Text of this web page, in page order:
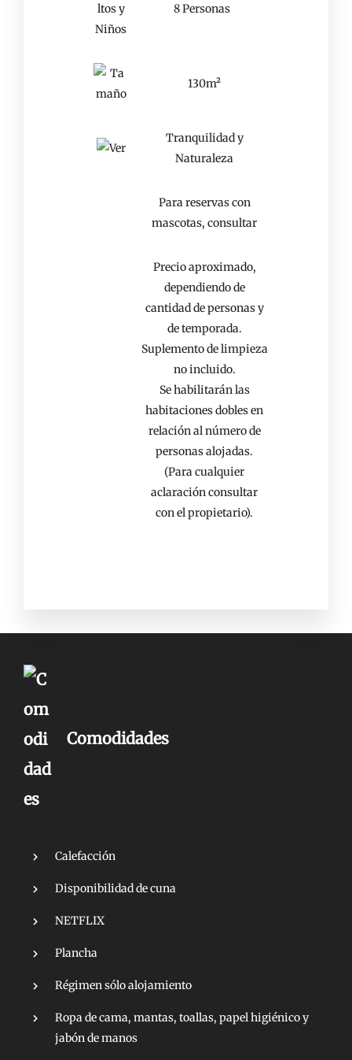
8 Personas
130m²
Tranquilidad y
Naturaleza
Para reservas con
mascotas, consultar
Precio aproximado,
dependiendo de
cantidad de personas y
de temporada.
Suplemento de limpieza
no incluido.
Se habilitarán las
habitaciones dobles en
relación al número de
personas alojadas.
(Para cualquier
aclaración consultar
con el propietario).
Comodidades
Calefacción
Disponibilidad de cuna
NETFLIX
Plancha
Régimen sólo alojamiento
Ropa de cama, mantas, toallas, papel higiénico y
jabón de manos